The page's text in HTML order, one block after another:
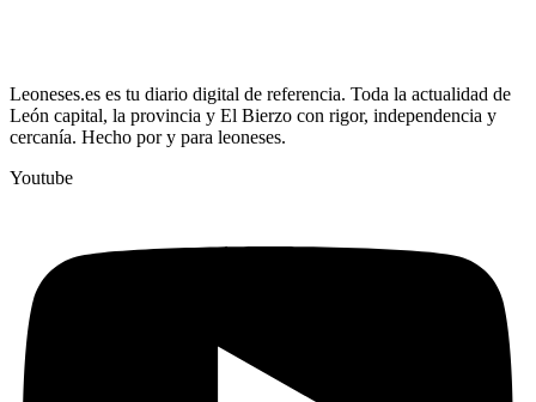
Leoneses.es es tu diario digital de referencia. Toda la actualidad de
León capital, la provincia y El Bierzo con rigor, independencia y
cercanía. Hecho por y para leoneses.
Youtube